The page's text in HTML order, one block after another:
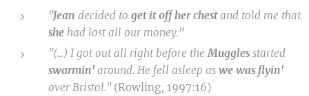
"Jean decided to get it off her chestand told me that
she had lost all our money."
"(...) I got out all right before theMuggles started
swarmin' around. He fell asleep as we was flyin'
over Bristol."(Rowling, 1997:16)